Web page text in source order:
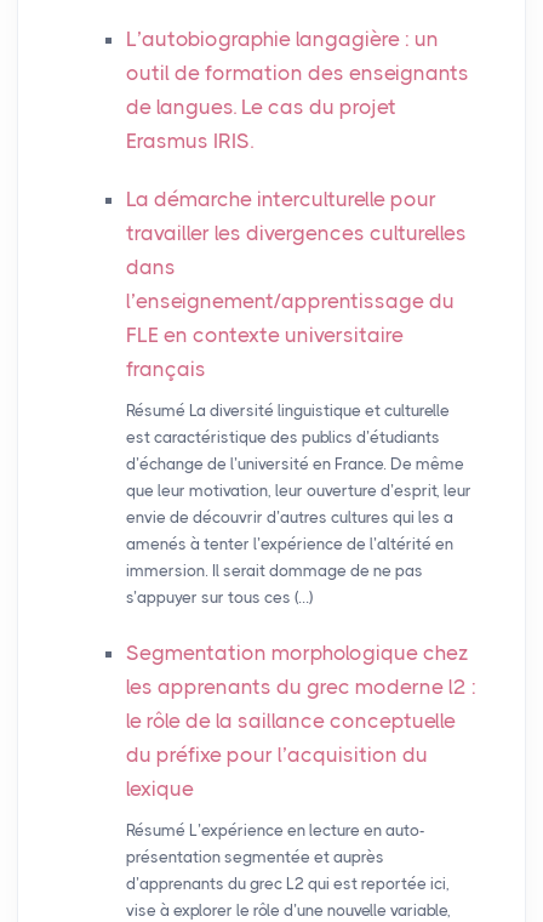
L’autobiographie langagière : un
outil de formation des enseignants
de langues. Le cas du projet
Erasmus IRIS.
La démarche interculturelle pour
travailler les divergences culturelles
dans
l’enseignement/apprentissage du
FLE en contexte universitaire
français
Résumé La diversité linguistique et culturelle
est caractéristique des publics d’étudiants
d’échange de l’université en France. De même
que leur motivation, leur ouverture d’esprit, leur
envie de découvrir d’autres cultures qui les a
amenés à tenter l’expérience de l’altérité en
immersion. Il serait dommage de ne pas
s’appuyer sur tous ces (…)
Segmentation morphologique chez
les apprenants du grec moderne l2 :
le rôle de la saillance conceptuelle
du préfixe pour l’acquisition du
lexique
Résumé L’expérience en lecture en auto-
présentation segmentée et auprès
d’apprenants du grec L2 qui est reportée ici,
vise à explorer le rôle d’une nouvelle variable,